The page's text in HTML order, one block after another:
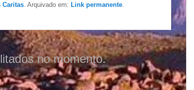
Caritas . Arquivado em: Link permanente
no momento.